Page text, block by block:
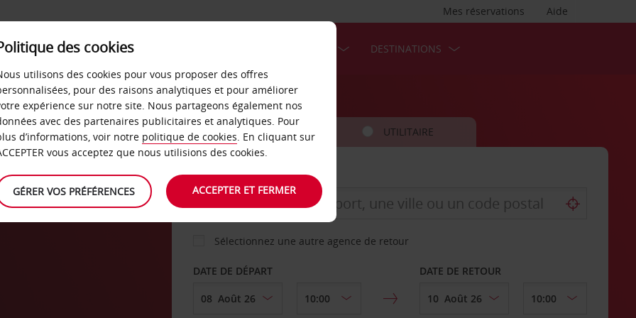
Aide
Mes réservations
LIBRE-SERVICE DESTINATIONS
VOITURE UTILITAIRE
AGENCE DE DÉPART
Sélectionnez une autre agence de retour
DATE DE DÉPART DATE DE RETOUR
des cookies
utilisons des cookies pour vous proposer des offres
pour des raisons analytiques et pour améliorer
expérience sur notre site. Nous partageons également nos
avec des partenaires publicitaires et analytiques. Pour
d’informations, voir notre politique de cookies. En cliquant sur
vous acceptez que nous utilisions des cookies.
GÉRER VOS PRÉFÉRENCES ACCEPTER ET FERMER